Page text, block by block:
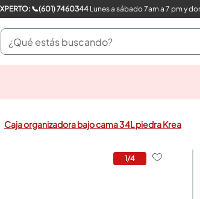
COMPRA CON UN EXPERTO: 📞(601) 7460344Lunes a sábado 7am a 7 pm y
¿Qué estás buscando?
Caja organizadora bajo cama 34L piedra Krea
1/4
closet
sanitarios